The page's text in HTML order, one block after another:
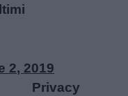
2, 2019
Privacy